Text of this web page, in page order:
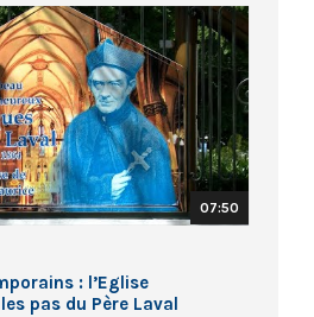
07:50
: l’Eglise
pas du Père Laval